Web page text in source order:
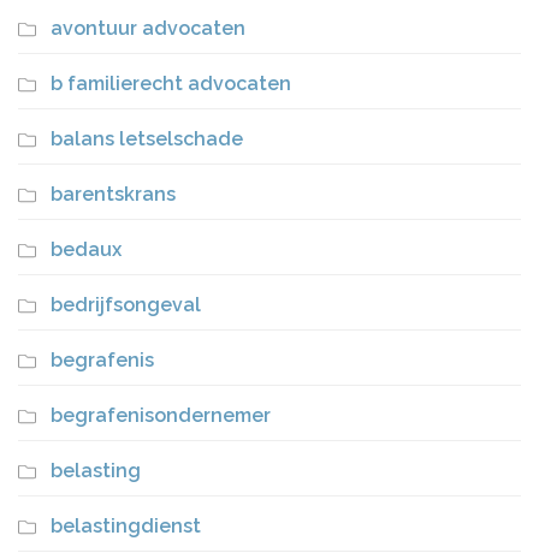
avontuur advocaten
b familierecht advocaten
balans letselschade
barentskrans
bedaux
bedrijfsongeval
begrafenis
begrafenisondernemer
belasting
belastingdienst